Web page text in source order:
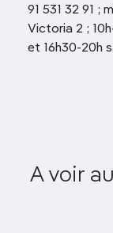
91 531 32 91 ;
Victoria 2 ;
et 16h30-20h
A voirAntigua